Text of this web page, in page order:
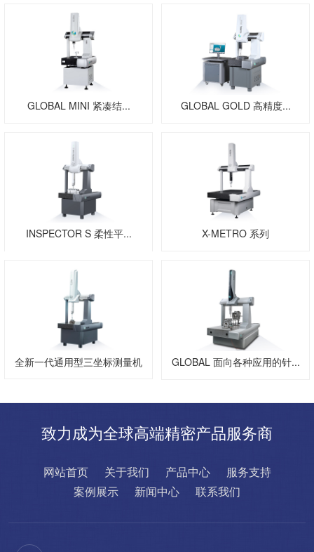
GLOBAL MINI 紧凑结... GLOBAL GOLD 高精度...
INSPECTOR S 柔性平... X-METRO 系列
全新一代通用型三坐标测量机
GLOBAL 面向各种应用的针...
致力成为全球高端精密产品服务商
网站首页 关于我们 产品中心
服务支持
案例展示
新闻中心 联系我们